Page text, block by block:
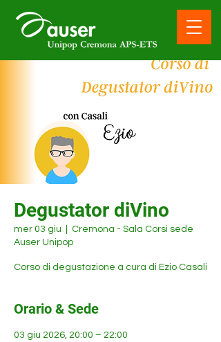
Degustator diVino
mer 03 giu
Cremona - Sala Corsi sede
Auser Unipop
Corso di degustazione a cura di Ezio Casali
Orario & Sede
03 giu 2026, 20:00 – 22:00